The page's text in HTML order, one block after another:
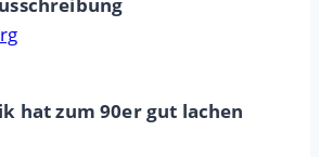
hat zum 90er gut lachen